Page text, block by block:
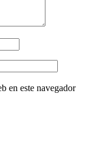
en este navegador